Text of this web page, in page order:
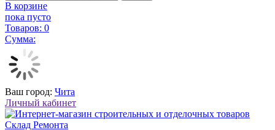
В корзине
пока пусто
Товаров: 0
Сумма:
Ваш город: Чита
Личный кабинет